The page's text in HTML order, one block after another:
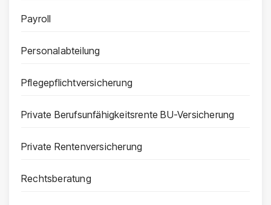
Payroll
Personalabteilung
Pflegepflichtversicherung
Private Berufsunfähigkeitsrente BU-Versicherung
Private Rentenversicherung
Rechtsberatung